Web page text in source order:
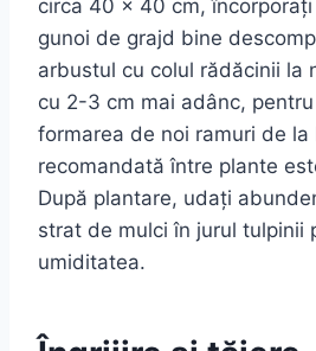
circa 40 x 40 cm,
gunoi de grajd bine
arbustul cu colul rădăcinii la
cu 2-3 cm mai adânc,
formarea de noi ramuri de la
recomandată între plante
După plantare, udați
strat de mulci în jurul tulpinii
umiditatea.